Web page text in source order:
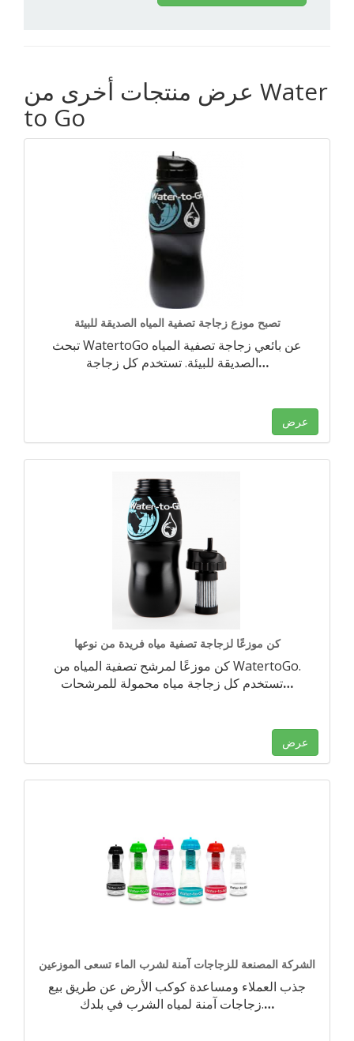
عرض منتجات أخرى من Water
to Go
تصبح موزع زجاجة تصفية المياه الصديقة للبيئة
تبحث WatertoGo عن بائعي زجاجة تصفية المياه
الصديقة للبيئة. تستخدم كل زجاجة…
عرض
كن موزعًا لزجاجة تصفية مياه فريدة من نوعها
كن موزعًا لمرشح تصفية المياه من WatertoGo.
تستخدم كل زجاجة مياه محمولة للمرشحات…
عرض
الشركة المصنعة للزجاجات آمنة لشرب الماء تسعى الموزعين
جذب العملاء ومساعدة كوكب الأرض عن طريق بيع
زجاجات آمنة لمياه الشرب في بلدك.…